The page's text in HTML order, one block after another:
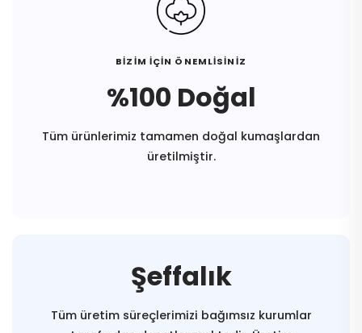
BİZİM İÇİN ÖNEMLİSİNİZ
%100 Doğal
Tüm ürünlerimiz tamamen doğal kumaşlardan
üretilmiştir.
Şeffalık
Tüm üretim süreçlerimizi bağımsız kurumlar